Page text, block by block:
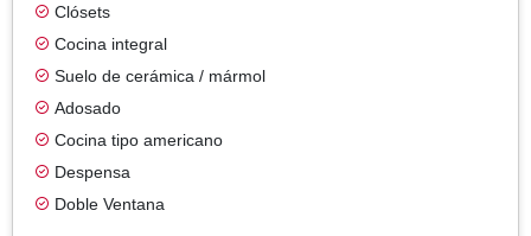
Clósets
Cocina integral
Suelo de cerámica / mármol
Adosado
Cocina tipo americano
Despensa
Doble Ventana